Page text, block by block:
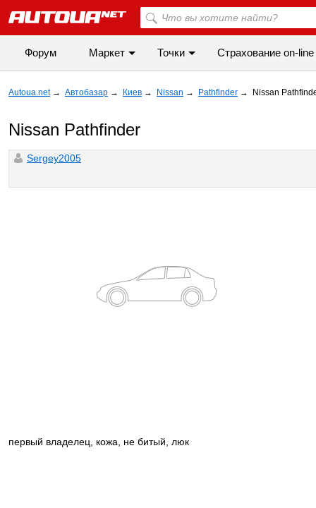
Форум Маркет Точки Cтрахование on-line
Autoua.net → Автобазар → Киев → Nissan → Pathfinder → Nissan
Nissan Pathfinder
Sergey2005
первый владелец, кожа, не битый, люк